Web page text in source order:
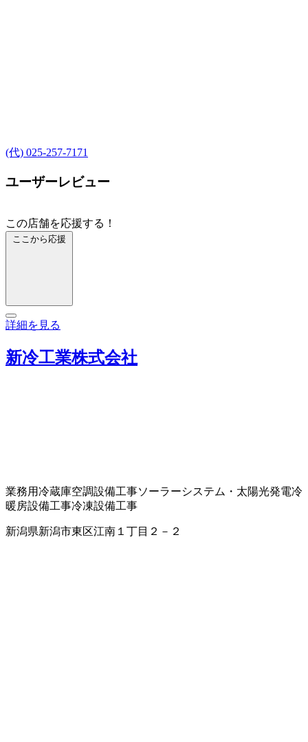
(代) 025-257-7171
ユーザーレビュー
この店舗を応援する！
ここから応援
詳細を見る
新冷工業株式会社
業務用冷蔵庫空調設備工事ソーラーシステム・太陽光発電冷
暖房設備工事冷凍設備工事
新潟県新潟市東区江南１丁目２－２